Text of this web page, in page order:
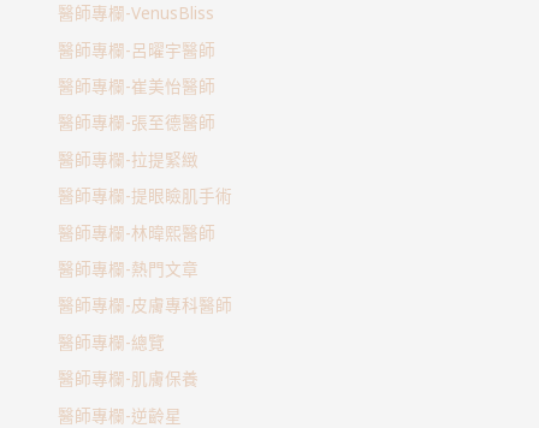
醫師專欄-VenusBliss
醫師專欄-呂曜宇醫師
醫師專欄-崔美怡醫師
醫師專欄-張至德醫師
醫師專欄-拉提緊緻
醫師專欄-提眼瞼肌手術
醫師專欄-林暐熙醫師
醫師專欄-熱門文章
醫師專欄-皮膚專科醫師
醫師專欄-總覽
醫師專欄-肌膚保養
醫師專欄-逆齡星